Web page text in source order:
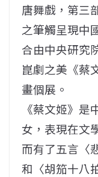
唐舞戲，第三
之筆觸呈現中
合由中央研究
崑劇之美《蔡
畫個展。
《蔡文姬》
女，表現在文
而有了五言〈
和〈胡笳十八